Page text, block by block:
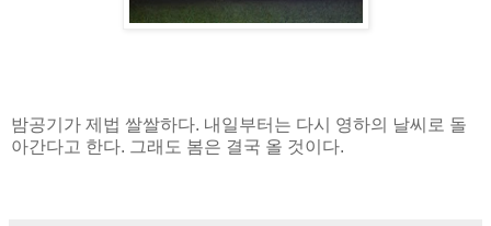
밤공기가 제법 쌀쌀하다. 내일부터는 다시 영하의 날씨로 돌
아간다고 한다. 그래도 봄은 결국 올 것이다.